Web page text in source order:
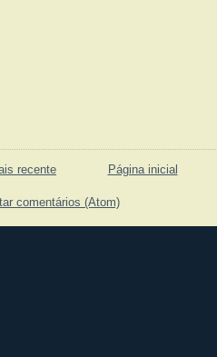
recente Página inicial
comentários (Atom)